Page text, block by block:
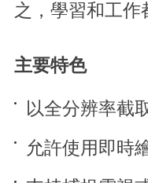
之，學習和工作
主要特色
以全分辨率截
允許使用即時